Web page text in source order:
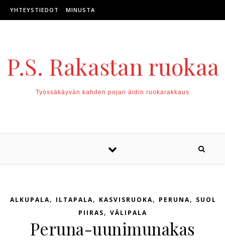
Skip to content
YHTEYSTIEDOT MINUSTA
P.S. Rakastan ruokaa
Työssäkäyvän kahden pojan äidin ruokarakkaus
ALKUPALA, ILTAPALA, KASVISRUOKA, PERUNA,
PIIRAS, VÄLIPALA
Peruna-uunimunakas